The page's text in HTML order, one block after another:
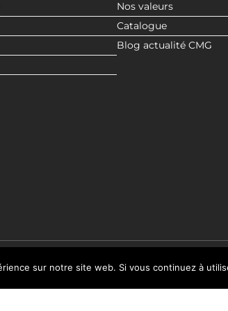
Nos valeurs
Catalogue
Blog actualité CMG
sur notre site web. Si vous continuez à